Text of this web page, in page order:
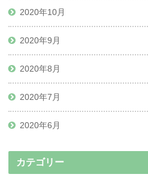
2020年10月
2020年9月
2020年8月
2020年7月
2020年6月
カテゴリー